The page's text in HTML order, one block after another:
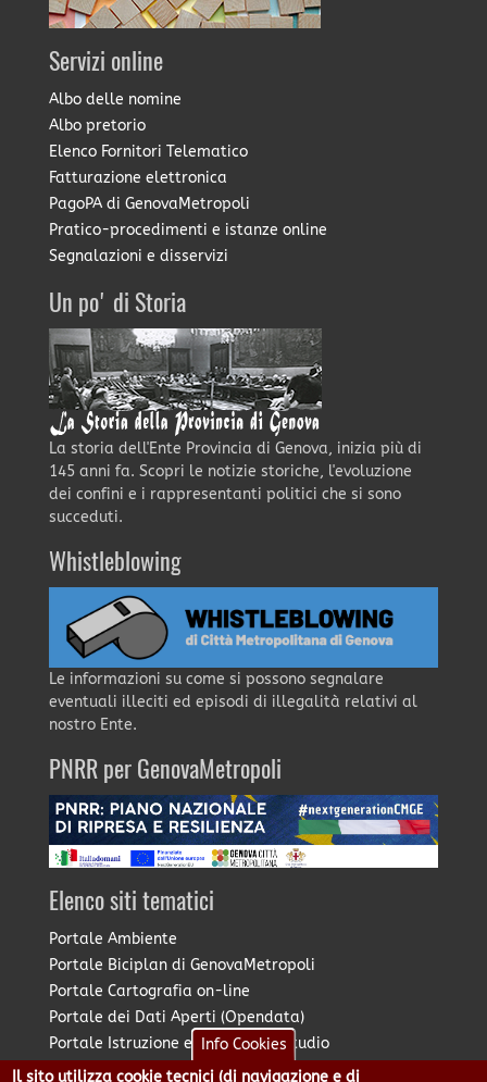
Servizi online
Albo delle nomine
Albo pretorio
Elenco Fornitori Telematico
Fatturazione elettronica
PagoPA di GenovaMetropoli
Pratico-procedimenti e istanze online
Segnalazioni e disservizi
Un po' di Storia
La storia dell'Ente Provincia di Genova, inizia più di
145 anni fa. Scopri le notizie storiche, l'evoluzione
dei confini e i rappresentanti politici che si sono
succeduti.
Whistleblowing
Le informazioni su come si possono segnalare
eventuali illeciti ed episodi di illegalità relativi al
nostro Ente.
PNRR per GenovaMetropoli
Elenco siti tematici
Portale Ambiente
Portale Biciplan di GenovaMetropoli
Portale Cartografia on-line
Portale dei Dati Aperti (Opendata)
Portale Istruzione e Diritto allo Studio
Portale Marketing Territoriale
Info Cookies
Il sito utilizza cookie tecnici (di navigazione e di